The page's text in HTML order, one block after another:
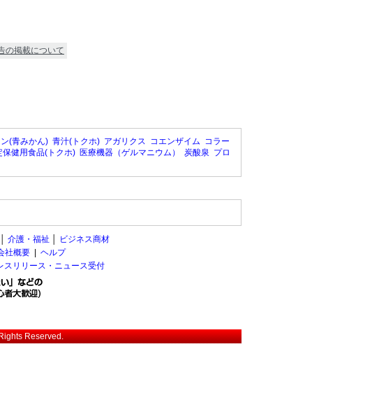
の掲載について
(青みかん) 青汁(トクホ) アガリクス コエンザイム コラー
保健用食品(トクホ) 医療機器（ゲルマニウム） 炭酸泉 プロ
介護・福祉
ビジネス商材
社概要
ヘルプ
スリリース・ニュース受付
Reserved.